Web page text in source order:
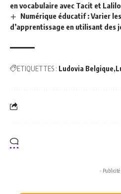
en vocabulaire avec Tacit et Lalilo
Numérique éducatif : Varier
d’apprentissage en utilisant des
ETIQUETTES : Ludovia Belgique
- Publicité